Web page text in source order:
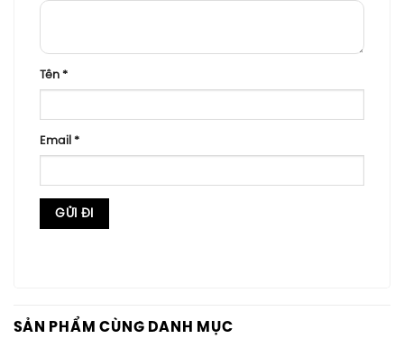
Tên *
Email *
SẢN PHẨM CÙNG DANH MỤC